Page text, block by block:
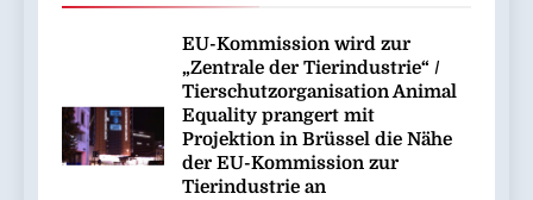
EU-Kommission wird zur
„Zentrale der Tierindustrie“ /
Tierschutzorganisation Animal
Equality prangert mit
Projektion in Brüssel die Nähe
der EU-Kommission zur
Tierindustrie an